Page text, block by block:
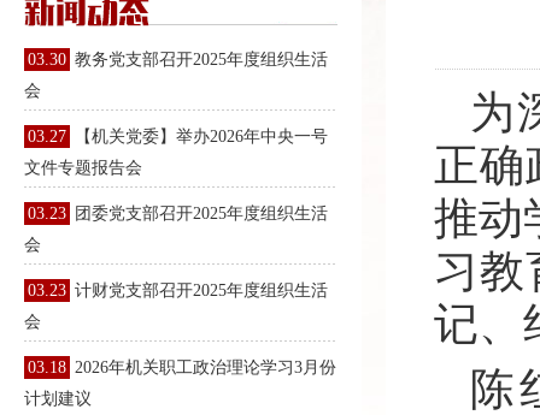
03.30 教务党支部召开2025年度组织生活
会
03.27
【机关党委】举办2026年中央一号
文件专题报告会
03.23 团委党支部召开2025年度组织生活
会
03.23 计财党支部召开2025年度组织生活
会
03.18 2026年机关职工政治理论学习3月份
计划建议
为
正确
推动
习教
记、
陈